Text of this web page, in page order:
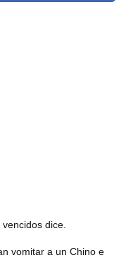
dice.
vomitar a un Chino e